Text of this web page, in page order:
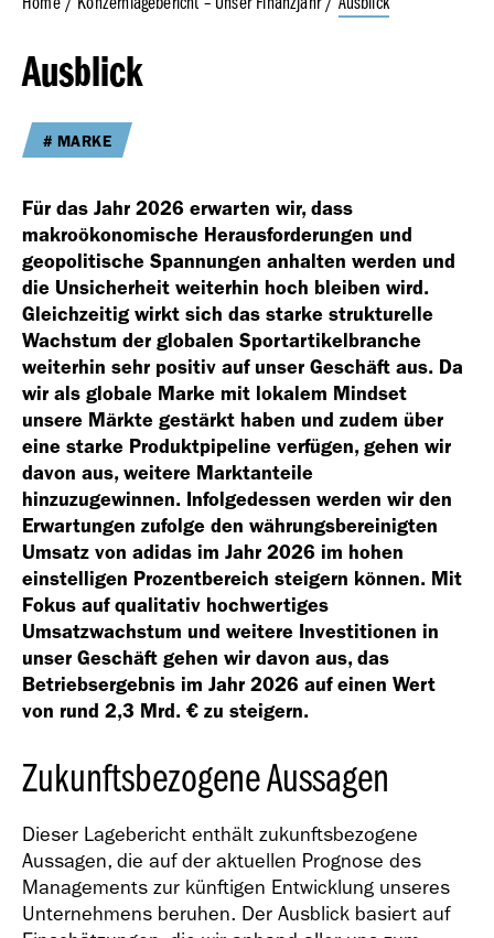
Geschäfts­bericht
2023
Geschäfts­bericht
2022
Geschäfts­bericht
2021
Geschäfts­bericht
Geschäfts­bericht
Ausblick
MARKE
Für das Jahr 2026 erwarten wir, dass
makroökonomische Herausforderungen und
geopolitische Spannungen anhalten werden und
die Unsicherheit weiterhin hoch bleiben wird.
Gleichzeitig wirkt sich das starke strukturelle
Wachstum der globalen Sportartikelbranche
weiterhin sehr positiv auf unser Geschäft aus. Da
wir als globale Marke mit lokalem Mindset
unsere Märkte gestärkt haben und zudem über
eine starke Produktpipeline verfügen, gehen wir
davon aus, weitere Marktanteile
hinzuzugewinnen. Infolgedessen werden wir den
Erwartungen zufolge den währungsbereinigten
Umsatz von adidas im Jahr 2026 im hohen
einstelligen Prozentbereich steigern können. Mit
Fokus auf qualitativ hochwertiges
Umsatzwachstum und weitere Investitionen in
unser Geschäft gehen wir davon aus, das
Betriebsergebnis im Jahr 2026 auf einen Wert
von rund 2,3 Mrd. € zu steigern.
Zukunftsbezogene Aussagen
Dieser Lagebericht enthält zukunftsbezogene
Aussagen, die auf der aktuellen Prognose des
Managements zur künftigen Entwicklung unseres
Unternehmens beruhen. Der Ausblick basiert auf